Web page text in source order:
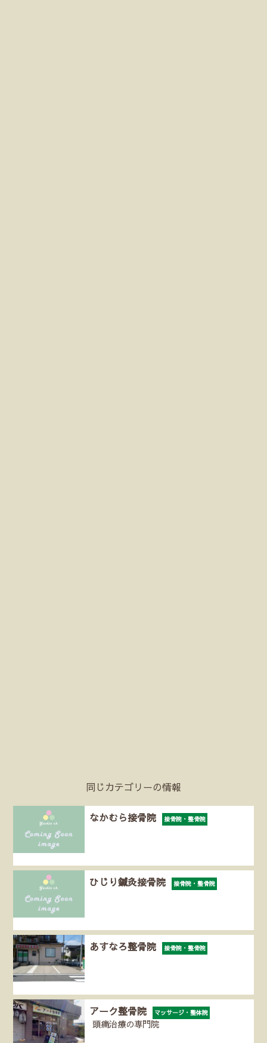
同じカテゴリーの情報
なかむら接骨院 接骨院・整骨院
ひじり鍼灸接骨院 接骨院・整骨院
あすなろ整骨院 接骨院・整骨院
アーク整骨院 マッサージ・整体院
頭痛治療の専門院